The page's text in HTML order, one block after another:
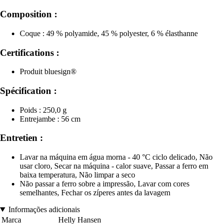
Composition :
Coque : 49 % polyamide, 45 % polyester, 6 % élasthanne
Certifications :
Produit bluesign®
Spécification :
Poids : 250,0 g
Entrejambe : 56 cm
Entretien :
Lavar na máquina em água morna - 40 °C ciclo delicado, Não
usar cloro, Secar na máquina - calor suave, Passar a ferro em
baixa temperatura, Não limpar a seco
Não passar a ferro sobre a impressão, Lavar com cores
semelhantes, Fechar os zíperes antes da lavagem
Informações adicionais
Marca
Helly Hansen